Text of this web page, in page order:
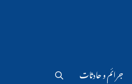
جرائم و حادثات